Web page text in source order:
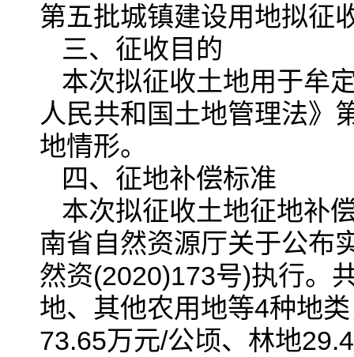
第五批城镇建设用地拟征
三、征收目的
本次拟征收土地用于牟
人民共和国土地管理法》
地情形。
四、征地补偿标准
本次拟征收土地征地补
南省自然资源厅关于公布
然资(2020)173号)执行。
地、其他农用地等4种地
73.65万元/公顷、林地